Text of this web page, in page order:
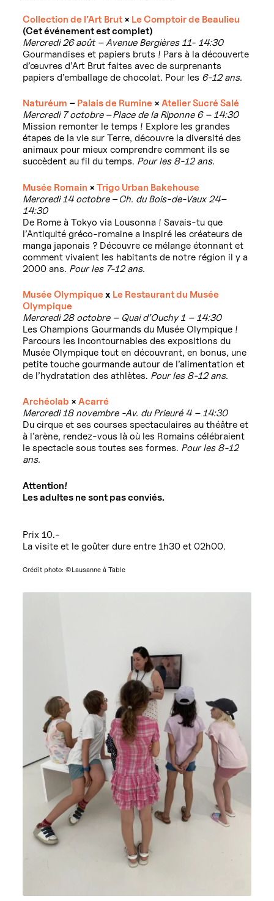
Collection de l’Art Brut × Le Comptoir de Beaulieu
(Cet événement est complet)
Mercredi 26 août – Avenue Bergières 11- 14:30
Gourmandises et papiers bruts ! Pars à la découverte
d’œuvres d’Art Brut faites avec de surprenants
papiers d’emballage de chocolat. Pour les 6-12 ans.
Naturéum – Palais de Rumine ×Atelier Sucré Salé
Mercredi 7 octobre–Place de la Riponne 6 – 14:30
Mission remonter le temps ! Explore les grandes
étapes de la vie sur Terre, découvre la diversité des
animaux pour mieux comprendre comment ils se
succèdent au fil du temps. Pour les 8-12 ans.
Musée Romain ×Trigo Urban Bakehouse
Mercredi 14 octobre–Ch. du Bois-de-Vaux 24–
14:30
De Rome à Tokyo via Lousonna ! Savais-tu que
l’Antiquité gréco-romaine a inspiré les créateurs de
manga japonais ? Découvre ce mélange étonnant et
comment vivaient les habitants de notre région il y a
2000 ans. Pour les 7-12 ans.
Musée Olympique x Le Restaurant du Musée
Olympique
Mercredi 28 octobre – Quai d’Ouchy 1 – 14:30
Les Champions Gourmands du Musée Olympique !
Parcours les incontournables des expositions du
Musée Olympique tout en découvrant, en bonus, une
petite touche gourmande autour de l’alimentation et
de l’hydratation des athlètes. Pour les 8-12 ans.
Archéolab ×Acarré
Mercredi 18 novembre -Av. du Prieuré 4 – 14:30
Du cirque et ses courses spectaculaires au théâtre et
à l’arène, rendez-vous là où les Romains célébraient
le spectacle sous toutes ses formes. Pour les 8-12
ans.
Attention!
Les adultes ne sont pas conviés.
Prix 10.-
La visite et le goûter dure entre 1h30 et 02h00.
Crédit photo: ©Lausanne à Table